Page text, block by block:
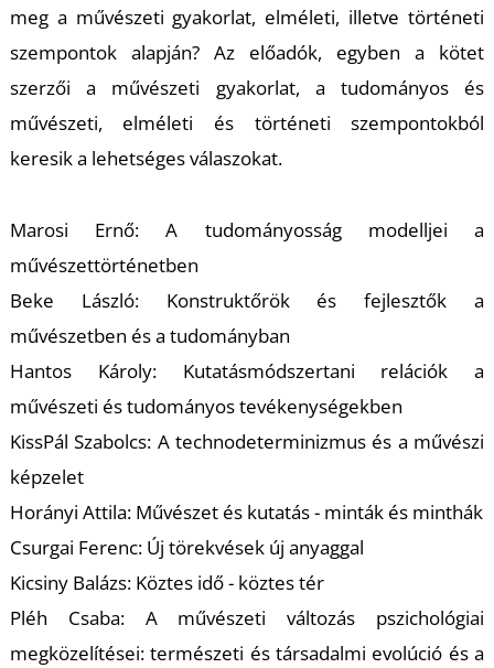
meg a művészeti gyakorlat, elméleti, illetve történeti
szempontok alapján? Az előadók, egyben a kötet
szerzői a művészeti gyakorlat, a tudományos és
művészeti, elméleti és történeti szempontokból
keresik a lehetséges válaszokat.
Marosi Ernő: A tudományosság modelljei a
művészettörténetben
Beke László: Konstruktőrök és fejlesztők a
művészetben és a tudományban
Hantos Károly: Kutatásmódszertani relációk a
művészeti és tudományos tevékenységekben
KissPál Szabolcs: A technodeterminizmus és a művészi
képzelet
Horányi Attila: Művészet és kutatás - minták és minthák
Csurgai Ferenc: Új törekvések új anyaggal
Kicsiny Balázs: Köztes idő - köztes tér
Pléh Csaba: A művészeti változás pszichológiai
megközelítései: természeti és társadalmi evolúció és a